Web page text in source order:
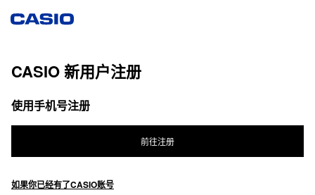
CASIO 新用户注册
使用手机号注册
前往注册
如果你已经有了CASIO账号